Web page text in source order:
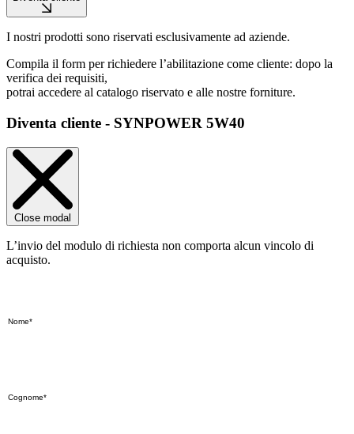
I nostri prodotti sono riservati esclusivamente ad aziende.
Compila il form per richiedere l’abilitazione come cliente: dopo la
verifica dei requisiti,
potrai accedere al catalogo riservato e alle nostre forniture.
Diventa cliente - SYNPOWER 5W40
Close modal
L’invio del modulo di richiesta non comporta alcun vincolo di
acquisto.